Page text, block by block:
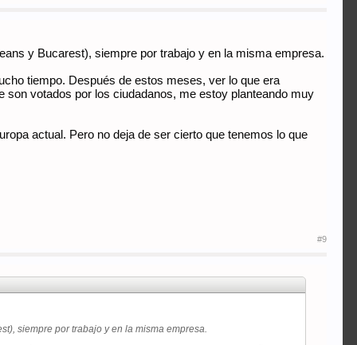
y Bucarest), siempre por trabajo y en la misma empresa.
tiempo. Después de estos meses, ver lo que era
votados por los ciudadanos, me estoy planteando muy
actual. Pero no deja de ser cierto que tenemos lo que
#9
siempre por trabajo y en la misma empresa.